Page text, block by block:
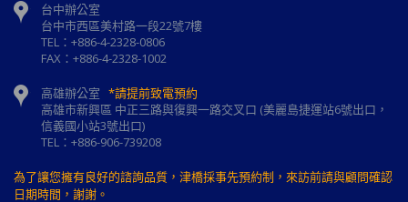
台中辦公室
台中市西區美村路一段22號7樓
TEL：+886-4-2328-0806
FAX：+886-4-2328-1002
高雄辦公室 *請提前致電預約
高雄市新興區 中正三路與復興一路交叉口 (美麗島捷運站6號出口，
信義國小站3號出口)
TEL：+886-906-739208
為了讓您擁有良好的諮詢品質，津橋採事先預約制，來訪前請與顧問確認
日期時間，謝謝。